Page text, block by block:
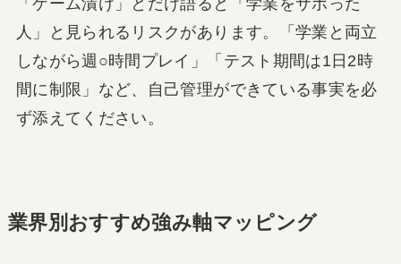
「ゲーム漬け」とだけ語ると「学業をサボった
人」と見られるリスクがあります。「学業と両立
しながら週○時間プレイ」「テスト期間は1日2時
間に制限」など、自己管理ができている事実を必
ず添えてください。
業界別おすすめ強み軸マッピング